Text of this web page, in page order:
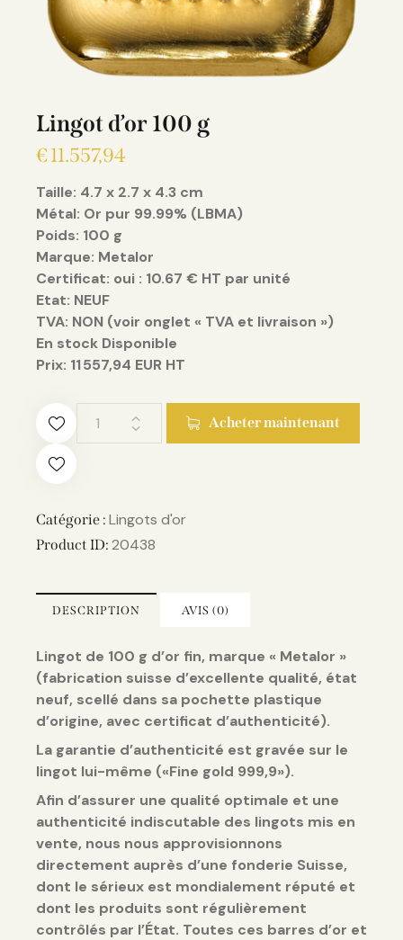
Lingot d’or 100 g
€11.557,94
Taille: 4.7 x 2.7 x 4.3 cm
Métal: Or pur 99.99% (LBMA)
Poids: 100 g
Marque: Metalor
Certificat: oui : 10.67 € HT par unité
Etat: NEUF
TVA: NON (voir onglet « TVA et livraison »)
En stock Disponible
Prix: 11 557,94 EUR HT
Acheter maintenant
Catégorie : Lingots d'or
Product ID: 20438
DESCRIPTION AVIS (0)
Lingot de 100 g d’or fin, marque « Metalor »
(fabrication suisse d’excellente qualité, état
neuf, scellé dans sa pochette plastique
d’origine, avec certificat d’authenticité).
La garantie d’authenticité est gravée sur le
lingot lui-même («Fine gold 999,9»).
Afin d’assurer une qualité optimale et une
authenticité indiscutable des lingots mis en
vente, nous nous approvisionnons
directement auprès d’une fonderie Suisse,
dont le sérieux est mondialement réputé et
dont les produits sont régulièrement
contrôlés par l’État. Toutes ces barres d’or et